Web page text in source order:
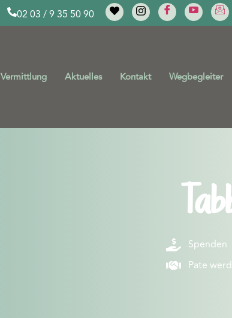
02 03 / 9 35 50 90
Vermittlung Aktuelles Kontakt Wegbegleiter
Spenden
Pate